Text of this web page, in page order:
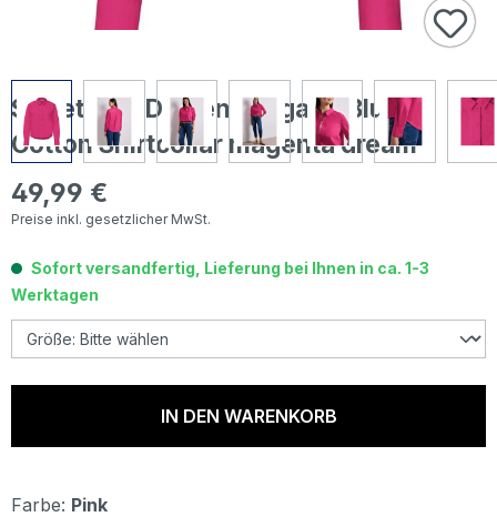
Street One Damen Langarm Bluse
Cotton Shirtcollar magenta dream
Regulärer Preis:
49,99 €
Preise inkl. gesetzlicher MwSt.
Sofort versandfertig, Lieferung bei Ihnen in ca. 1-3
Werktagen
IN DEN WARENKORB
Farbe: Pink